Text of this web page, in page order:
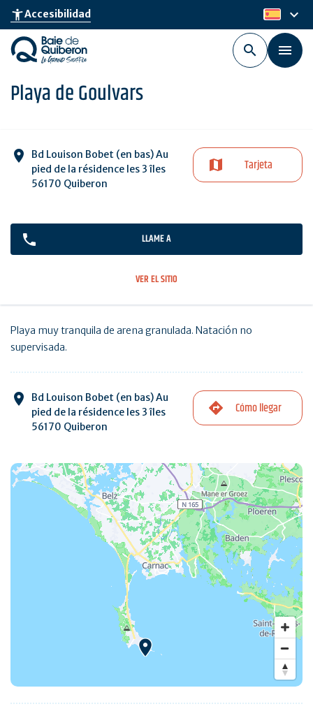
Skip
main
content
accessibility_newAccesibilidad es
keyboard_arrow_down
Playa de Goulvars
Bd Louison Bobet (en bas) Au
pied de la résidence les 3 îles
56170 Quiberon
Tarjeta
LLAME A
VER EL SITIO
Playa muy tranquila de arena granulada. Natación no
supervisada.
Bd Louison Bobet (en bas) Au
pied de la résidence les 3 îles
56170 Quiberon
Cómo llegar